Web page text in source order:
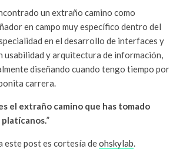
un extraño camino como
en campo muy específico dentro del
en el desarrollo de interfaces y
usabilidad y arquitectura de información,
diseñando cuando tengo tiempo por
carrera.
el extraño camino que has tomado
platícanos.”
este post es cortesía deohskylab.